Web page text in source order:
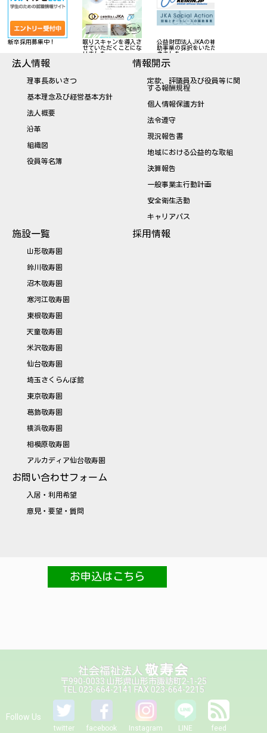
お申込はこちら
新卒採用募集中！
寿会への御寄附のお
眠りスキャンを導入さ
せていただくことにな
りました
法人情報
理事長あいさつ
基本理念及び経営基本方針
法人概要
沿革
組織図
役員等名簿
情報開示
定款、評議員及び役員等に関
する報酬規程
個人情報保護方針
法令遵守
現況報告書
地域における公益的な取組
決算報告
一般事業主行動計画
安全衛生活動
キャリアパス
施設一覧
山形敬寿園
鈴川敬寿園
沼木敬寿園
寒河江敬寿園
東根敬寿園
天童敬寿園
米沢敬寿園
仙台敬寿園
埼玉さくらんぼ館
東京敬寿園
葛飾敬寿園
横浜敬寿園
相模原敬寿園
アルカディア仙台敬寿園
採用情報
お問い合わせフォーム
入居・利用希望
意見・要望・質問
社会福祉法人 敬寿会
〒990-0033 山形県山形市諏訪町2-1-25
TEL 023-664-2141 FAX 023-664-2215
Follow Us
twitter facebook Instagram LINE feed